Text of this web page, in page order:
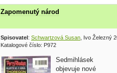
Zapomenutý národ
Spisovatel: Schwartzová Susan , Ivo Železný
Katalogové číslo: P972
Sedmihlásek
objevuje nové